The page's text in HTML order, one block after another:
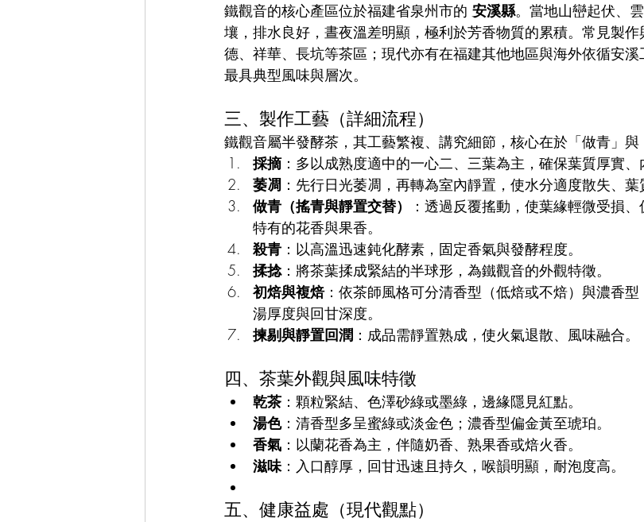
鐵觀音的核心產區位於福建省泉州市的 安溪縣。當地山巒起伏、
壤，排水良好，晝夜溫差明顯，極利於芳香物質的累積。常見製
德、祥華、長坑等茶區；現代亦有在福建其他地區與海外依循安
最具典型風味與層次。
三、製作工藝（詳細流程）
鐵觀音屬半發酵茶，其工藝繁複、講究細節，核心在於「做青」與
採摘：多以成熟度適中的一心二、三葉為主，確保葉質厚實、
萎凋 ：先行日光萎凋，再轉為室內靜置，使水分適度散失、葉
做青（搖青與靜置交替）
：透過反覆搖動，使葉緣輕微受損
特有的花香與果香。
殺青 ：以高溫迅速鈍化酵素，固定香氣與發酵程度。
揉捻：將茶葉揉成緊結的半球形，為鐵觀音的外觀特徵。
初焙與複焙：依茶師風格可分清香型（低焙或不焙）與濃香
湯厚度與回甘深度。
揀剔與靜置回潤 ：成品需靜置熟成，使火氣退散、風味融合。
四、茶葉外觀與風味特徵
乾茶 ：顆粒緊結、色澤砂綠或墨綠，邊緣隱見紅點。
湯色：清香型多呈蜜綠或淡金色；濃香型偏金黃至琥珀。
香氣 ：以蘭花香為主，伴隨奶香、熟果香或焙火香。
滋味：入口醇厚，回甘迅速且持久，喉韻明顯，耐泡度高。
五、健康益處（現代觀點）